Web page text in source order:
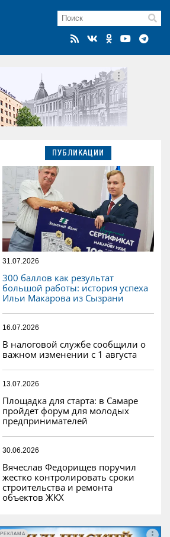
ПУБЛИКАЦИИ
31.07.2026
300 баллов как результат
большой работы: история успеха
Ильи Макарова из Сызрани
16.07.2026
В налоговой службе сообщили о
важном изменении с 1 августа
13.07.2026
Площадка для старта: в Самаре
пройдет форум для молодых
предпринимателей
30.06.2026
Вячеслав Федорищев поручил
жестко контролировать сроки
строительства и ремонта
объектов ЖКХ
РЕКЛАМА